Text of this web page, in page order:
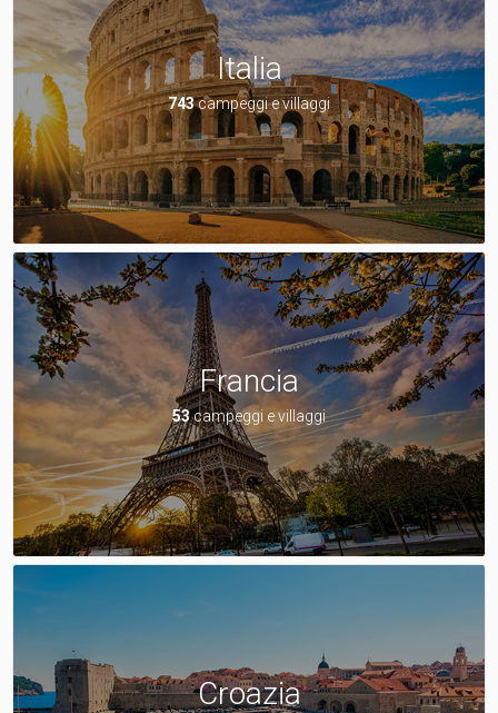
Italia
743campeggi e villaggi
Francia
53campeggi e villaggi
Croazia